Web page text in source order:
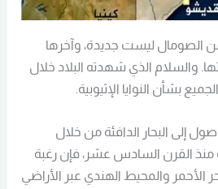
الصومال ليست جديدة، وآخرها
والسلام الذي شهدته البلاد خلال
بشأن النوايا الإثيوبية.
إلى البحار الدافئة من خلال
منذ القرن السادس عشر، فإن رغبة
الأحمر والمحيط الهندي عبر الأراضي